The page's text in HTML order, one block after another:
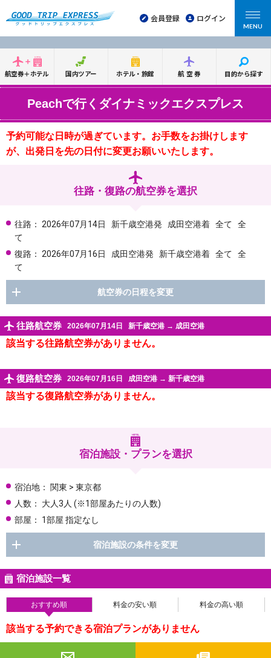
会員登録 ログイン
MENU
航空券＋ホテル 国内ツアー ホテル・旅館 航空券 目的から探す
Peachで行くダイナミックエクスプレス
予約可能な日時が過ぎています。お手数をお掛けします
が、出発日を先の日付に変更お願いいたします。
往路・復路の航空券を選択
往路： 2026年07月14日 新千歳空港発 成田空港着 全て
全
て
復路： 2026年07月16日 成田空港発 新千歳空港着 全て
全
て
航空券の日程を変更
往路航空券 2026年07月14日 新千歳空港 → 成田空港
該当する往路航空券がありません。
復路航空券 2026年07月16日 成田空港 → 新千歳空港
該当する復路航空券がありません。
宿泊施設・プランを選択
宿泊地：
関東 > 東京都
人数：
大人3人 (※1部屋あたりの人数)
部屋：
1部屋 指定なし
宿泊施設の条件を変更
宿泊施設一覧
おすすめ順 料金の安い順 料金の高い順
該当する予約できる宿泊プランがありません